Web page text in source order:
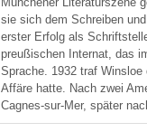
sie sich dem Schreiben
erster Erfolg als
preußischen Internat, das
Sprache. 1932 traf
Affäre hatte. Nach zwei
Cagnes-sur-Mer, später